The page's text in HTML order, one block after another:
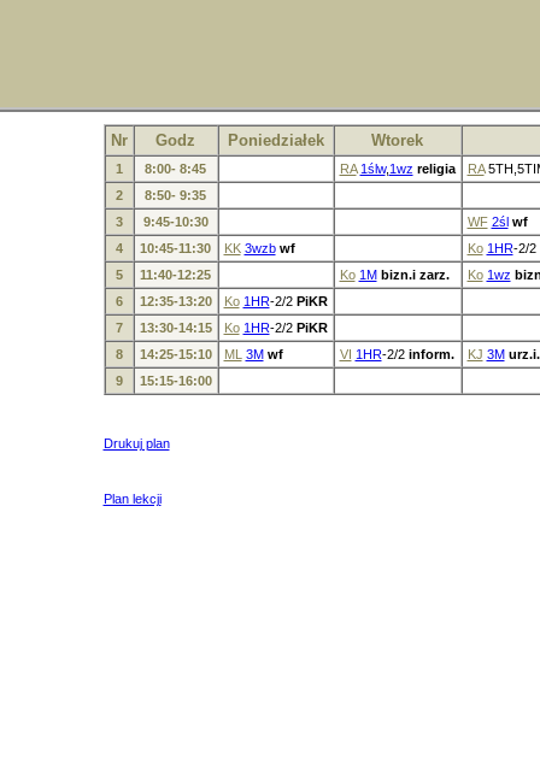
Nr Godz Poniedziałek Wtorek
1 8:00- 8:45 RA 1ślw, 1wz religia RA 5TH
2
8:50- 9:35
3
9:45-10:30 WF 2śl wf
4
10:45-11:30 KK 3wzb wf Ko 1HR-2/2
5
11:40-12:25 Ko 1M bizn.i zarz. Ko 1wz
6
12:35-13:20 Ko 1HR-2/2 PiKR
7
13:30-14:15 Ko 1HR-2/2 PiKR
8
14:25-15:10 ML 3M wf VI 1HR-2/2 inform. KJ 3M
9
15:15-16:00
Drukuj plan
Plan lekcji